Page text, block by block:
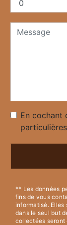
En cochant
** Les données
fins de vous
informatisé. Elles
dans le seul but
collectées seront